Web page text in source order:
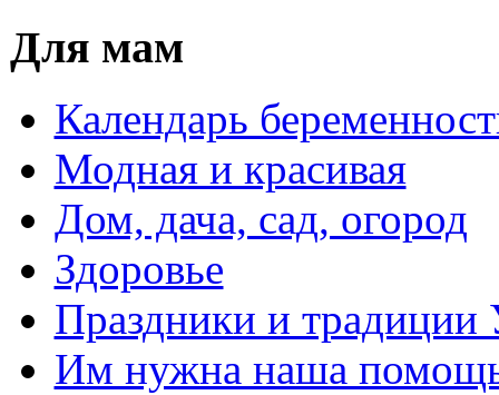
Для мам
Календарь
Модная и красивая
Дом, дача, сад, огород
Здоровье
Праздники и традиции
Им нужна наша